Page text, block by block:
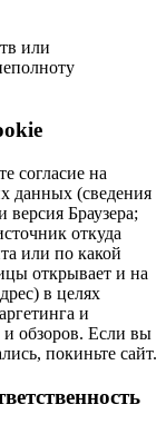
или
согласие на
данных (сведения
Браузера;
откуда
или по какой
открывает и на
в целях
и
и обзоров. Если вы
покиньте сайт.